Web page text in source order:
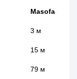
Masofa
3 м
15 м
79 м